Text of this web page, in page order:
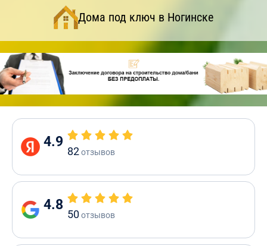
Дома под ключ в Ногинске
4.9
82отзывов
4.8
50отзывов